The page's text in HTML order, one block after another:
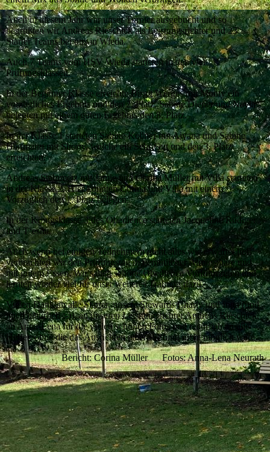
Auch in diesem Jahr war unser Turnier ausgebucht und so
begrüßten wir Andreas Rieschick als Leistungsrichter und 23
Starter Teams bei uns in Wieda.
Auch 7 Teams vom HSV Wieda starteten in den vier
Prüfungsklassen.
In der Beginner Klasse erreichte Birgit Werges mit Monty ein
vorzügliches Ergebnis und den 2. Platz. Sabine Diener und Nayla
belegten mit einem guten Ergebnis den 8. Platz.
In der Klasse 1 starteten Sabine Kellner mit Aiyana und Sabine
Hartmann mit Shorty, welche ein Sehr Gut und den 3. Platz
erreichten.
Andreas Steinmetz mit Jamie und Corina Müller mit Villa starteten
in der Klasse 2. Hier konnten Corina und Villa mit einem
Vorzüglich den 1. Platz belegen.
In der Königsklasse 3 des Obedience starteten Jacqueline Rüdiger
und T‘esha.
Auch wenn bei einigen Teilnehmern nicht alles wie erwartet lief,
verbrachten wir den Prüfungstag in gemütlicher Atmosphäre und
mit gutem Essen. Wir sahen schöne Obedience Vorführungen und
lernten wieder viel für unser weiteres Training dazu.
Vielen Dank an alle Starter, unsere Stewards Charly und Inga (und
mich natürlich :-)), an unseren Leistungsrichter Andreas Rieschick,
an Anna-Lena für die vielen schönen Fotos und natürlich an alle
Helfer, ohne die das Ausrichten einer Prüfung nicht möglich wäre.
Bericht: Corina Müller Fotos: Anna-Lena Neurath